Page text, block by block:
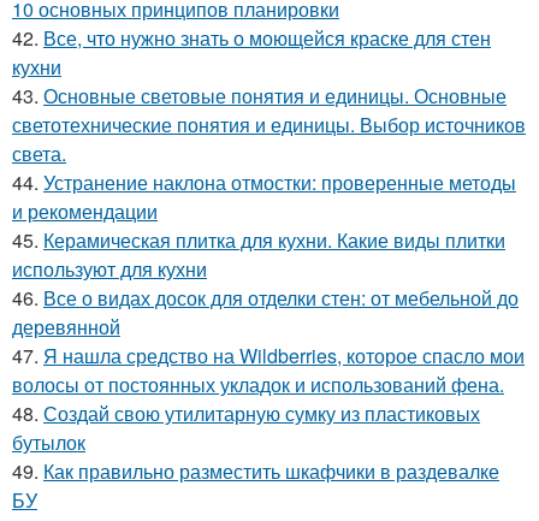
10 основных принципов планировки
42. Все, что нужно знать о моющейся краске для стен
кухни
43. Основные световые понятия и единицы. Основные
светотехнические понятия и единицы. Выбор источников
света.
44. Устранение наклона отмостки: проверенные методы
и рекомендации
45. Керамическая плитка для кухни. Какие виды плитки
используют для кухни
46. Все о видах досок для отделки стен: от мебельной до
деревянной
47. Я нашла средство на Wildberries, которое спасло мои
волосы от постоянных укладок и использований фена.
48. Создай свою утилитарную сумку из пластиковых
бутылок
49. Как правильно разместить шкафчики в раздевалке
БУ